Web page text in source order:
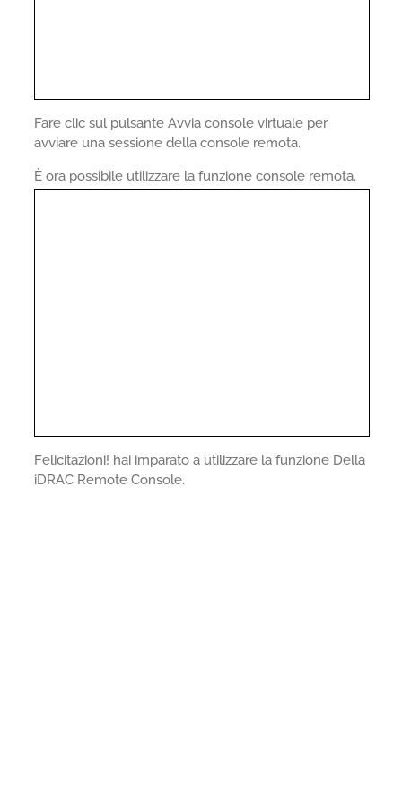
Fare clic sul pulsante Avvia console virtuale per
avviare una sessione della console remota.
È ora possibile utilizzare la funzione console remota.
Felicitazioni! hai imparato a utilizzare la funzione Della
iDRAC Remote Console.